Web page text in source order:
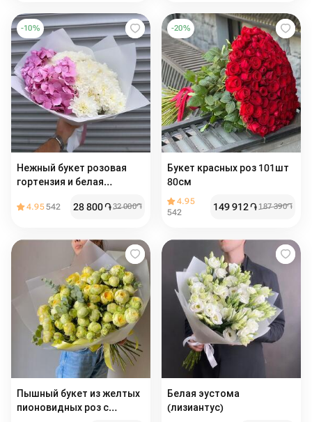
-10%
Нежный букет розовая
гортензия и белая
4.95542 28 800֏32 000֏
-20%
Букет красных роз 101шт
80см
4.95
542
149 912֏ 187 390֏
Пышный букет из желтых
пионовидных роз с
Белая эустома
(лизиантус)